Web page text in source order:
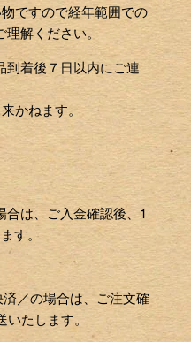
ですので経年範囲での
理解ください。
到着後７日以内にご連
かねます。
は、ご入金確認後、1
す。
／の場合は、ご注文確
たします。